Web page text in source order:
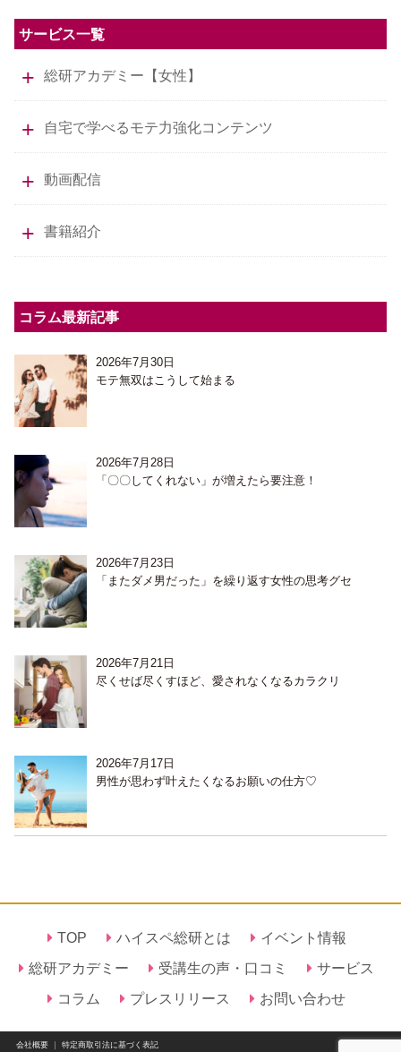
サービス一覧
総研アカデミー【女性】
自宅で学べるモテ力強化コンテンツ
動画配信
書籍紹介
コラム最新記事
2026年7月30日
モテ無双はこうして始まる
2026年7月28日
「〇〇してくれない」が増えたら要注意！
2026年7月23日
「またダメ男だった」を繰り返す女性の思考グセ
2026年7月21日
尽くせば尽くすほど、愛されなくなるカラクリ
2026年7月17日
男性が思わず叶えたくなるお願いの仕方♡
TOP ハイスペ総研とは
イベント情報
総研アカデミー
受講生の声・口コミ
サービス
コラム
プレスリリース お問い合わせ
会社概要｜ 特定商取引法に基づく表記